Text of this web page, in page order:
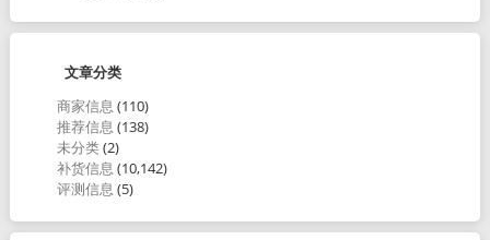
文章分类
商家信息 (110)
推荐信息 (138)
未分类(2)
补货信息 (10,142)
评测信息 (5)